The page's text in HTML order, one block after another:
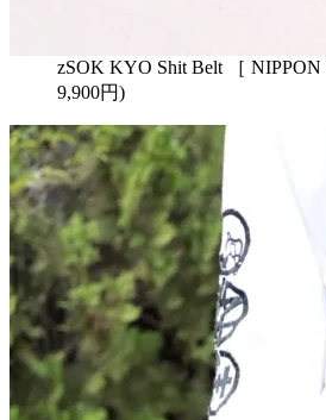
zSOK KYO Shit Belt ［
9,900円)